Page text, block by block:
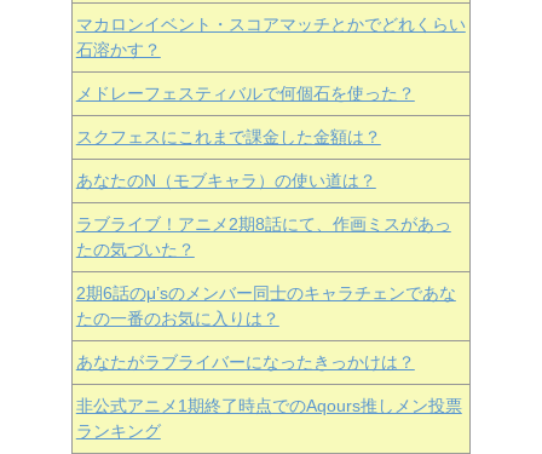
マカロンイベント・スコアマッチとかでどれくらい
石溶かす？
メドレーフェスティバルで何個石を使った？
スクフェスにこれまで課金した金額は？
あなたのN（モブキャラ）の使い道は？
ラブライブ！アニメ2期8話にて、作画ミスがあっ
たの気づいた？
2期6話のμ’sのメンバー同士のキャラチェンであな
たの一番のお気に入りは？
あなたがラブライバーになったきっかけは？
非公式アニメ1期終了時点でのAqours推しメン投票
ランキング